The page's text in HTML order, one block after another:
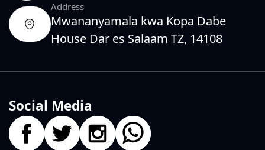
Address
Mwananyamala kwa Kopa Dabe
House Dar es Salaam TZ, 14108
Social Media